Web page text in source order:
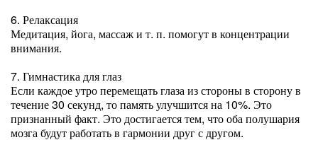
6. Релаксация
Медитация, йога, массаж и т. п. помогут в концентрации
внимания.
7. Гимнастика для глаз
Если каждое утро перемещать глаза из стороны в сторону в
течение 30 секунд, то память улучшится на 10%. Это
признанный факт. Это достигается тем, что оба полушария
мозга будут работать в гармонии друг с другом.